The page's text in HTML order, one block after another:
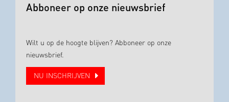
Abboneer op onze nieuwsbrief
Wilt u op de hoogte blijven? Abboneer op onze
nieuwsbrief.
NU INSCHRIJVEN